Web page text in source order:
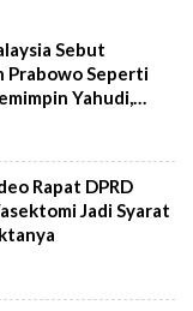
Sebut
Prabowo Seperti
Yahudi,
Rapat DPRD
Jadi Syarat